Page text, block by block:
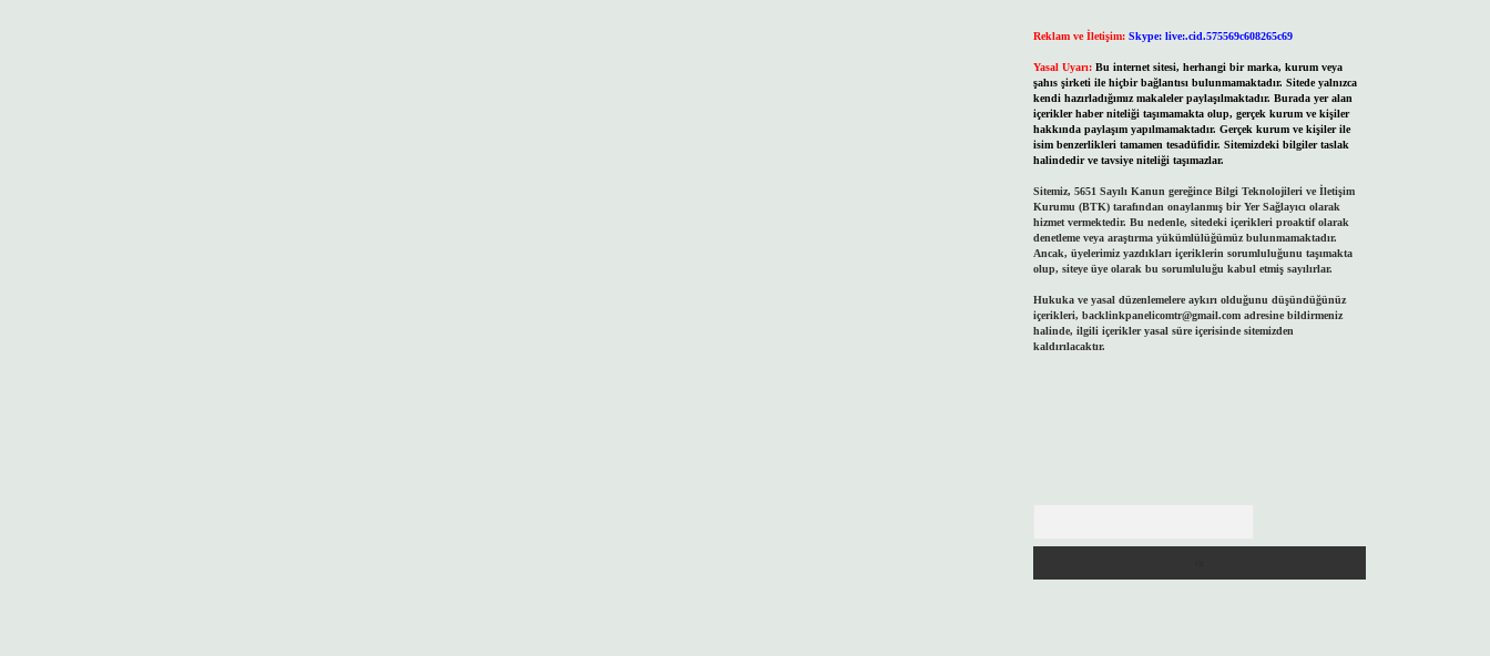
Reklam ve İletişim: Skype: live:.cid.575569c608265c69
Yasal Uyarı: Bu internet sitesi, herhangi bir marka, kurum veya
şahıs şirketi ile hiçbir bağlantısı bulunmamaktadır. Sitede yalnızca
kendi hazırladığımız makaleler paylaşılmaktadır. Burada yer alan
içerikler haber niteliği taşımamakta olup, gerçek kurum ve kişiler
hakkında paylaşım yapılmamaktadır. Gerçek kurum ve kişiler ile
isim benzerlikleri tamamen tesadüfidir. Sitemizdeki bilgiler taslak
halindedir ve tavsiye niteliği taşımazlar.
Sitemiz, 5651 Sayılı Kanun gereğince Bilgi Teknolojileri ve İletişim
Kurumu (BTK) tarafından onaylanmış bir Yer Sağlayıcı olarak
hizmet vermektedir. Bu nedenle, sitedeki içerikleri proaktif olarak
denetleme veya araştırma yükümlülüğümüz bulunmamaktadır.
Ancak, üyelerimiz yazdıkları içeriklerin sorumluluğunu taşımakta
olup, siteye üye olarak bu sorumluluğu kabul etmiş sayılırlar.
Hukuka ve yasal düzenlemelere aykırı olduğunu düşündüğünüz
içerikleri, backlinkpanelicomtr@gmail.comadresine bildirmeniz
halinde, ilgili içerikler yasal süre içerisinde sitemizden
kaldırılacaktır.